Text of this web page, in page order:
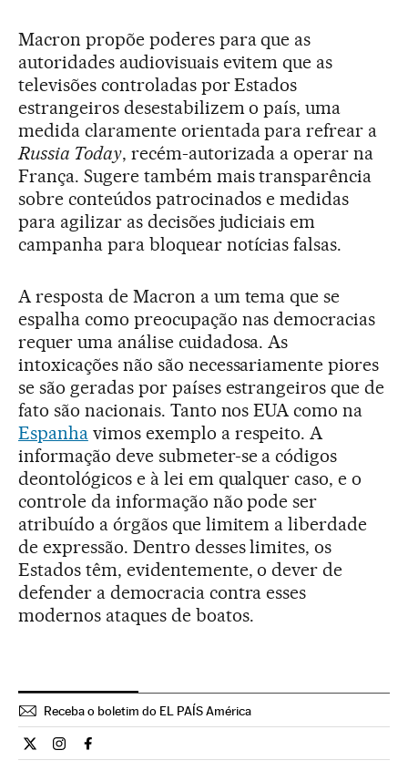
Macron propõe poderes para que as
autoridades audiovisuais evitem que as
televisões controladas por Estados
estrangeiros desestabilizem o país, uma
medida claramente orientada para refrear a
Russia Today, recém-autorizada a operar na
França. Sugere também mais transparência
sobre conteúdos patrocinados e medidas
para agilizar as decisões judiciais em
campanha para bloquear notícias falsas.
A resposta de Macron a um tema que se
espalha como preocupação nas democracias
requer uma análise cuidadosa. As
intoxicações não são necessariamente piores
se são geradas por países estrangeiros que de
fato são nacionais. Tanto nos EUA como na
Espanhavimos exemplo a respeito. A
informação deve submeter-se a códigos
deontológicos e à lei em qualquer caso, e o
controle da informação não pode ser
atribuído a órgãos que limitem a liberdade
de expressão. Dentro desses limites, os
Estados têm, evidentemente, o dever de
defender a democracia contra esses
modernos ataques de boatos.
Receba o boletim do EL PAÍS América
Opiniao El País Brasil en Twitter
Opiniao El País Brasil en Instagram
Opiniao El País Brasil en Facebook